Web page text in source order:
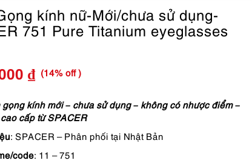
kính nữ-Mới/chưa sử dụng-
751 Pure Titanium eyeglasses
Giá
gốc
là:
6,490,000 ₫.
₫
Giá
hiện
tại
(14% off )
kính mới – chưa sử dụng – không có nhược điểm –
cấp từ SPACER
: SPACER – Phân phối tại Nhật Bản
code: 11 – 751